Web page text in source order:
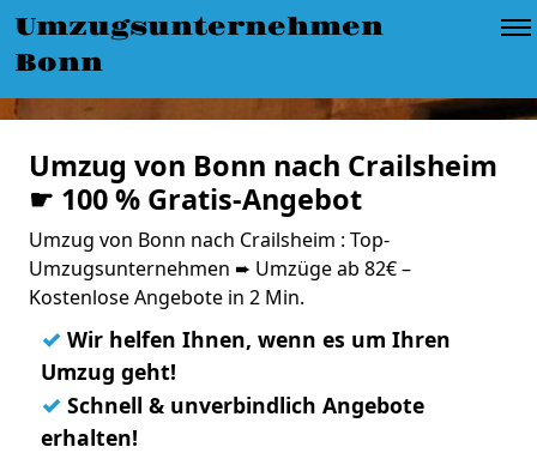
Umzugsunternehmen
Bonn
Umzug von Bonn nach Crailsheim
☛ 100 % Gratis-Angebot
Umzug von Bonn nach Crailsheim : Top-
Umzugsunternehmen ➨ Umzüge ab 82€ –
Kostenlose Angebote in 2 Min.
✓ Wir helfen Ihnen, wenn es um Ihren
Umzug geht!
✓ Schnell & unverbindlich Angebote
erhalten!